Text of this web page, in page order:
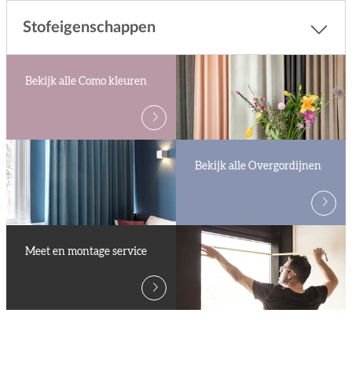
Stofeigenschappen
Bekijk alle Como kleuren
Bekijk alle Overgordijnen
Meet en montage service